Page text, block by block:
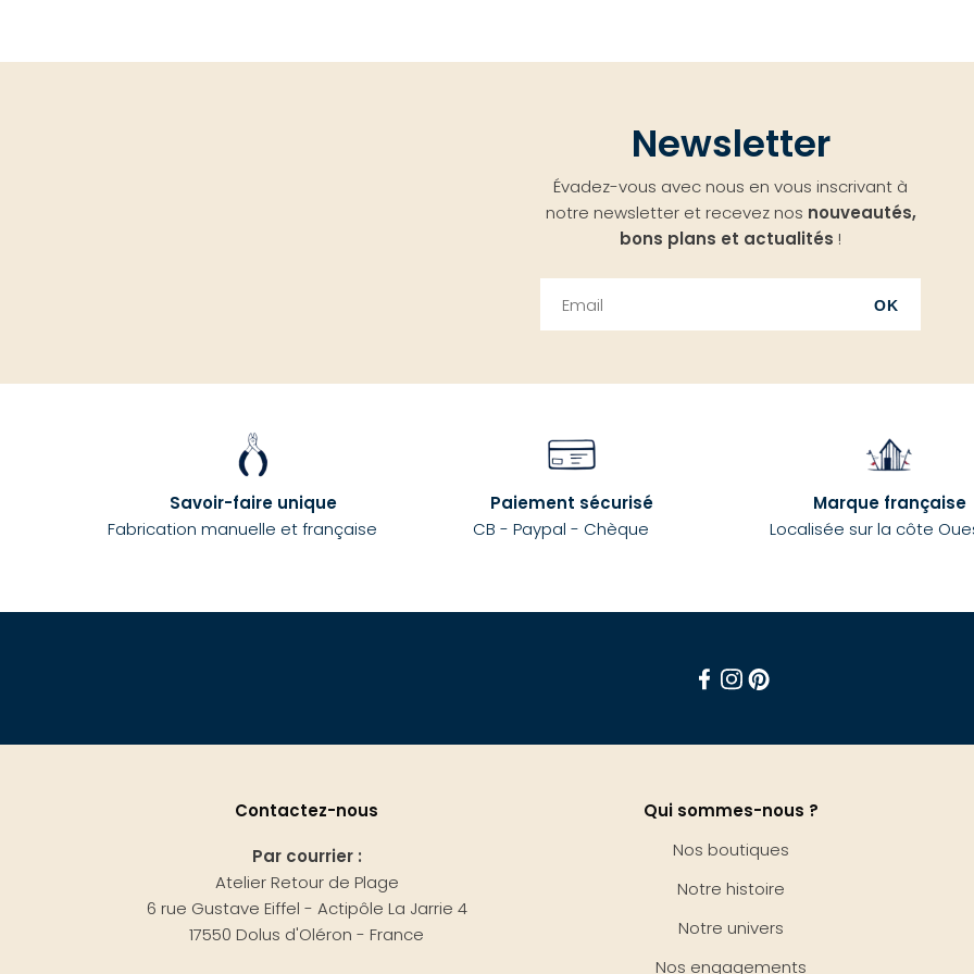
Newsletter
Évadez-vous avec nous en vous inscrivant à
notre newsletter et recevez nos nouveautés,
bons plans et actualités !
OK
Savoir-faire unique
Fabrication manuelle et française
Paiement sécurisé
CB - Paypal - Chèque
Marque française
Localisée sur la côte
Contactez-nous
Par courrier :
Atelier Retour de Plage
6 rue Gustave Eiffel - Actipôle La Jarrie 4
17550 Dolus d'Oléron - France
Qui sommes-nous ?
Nos boutiques
Notre histoire
Notre univers
Nos engagements